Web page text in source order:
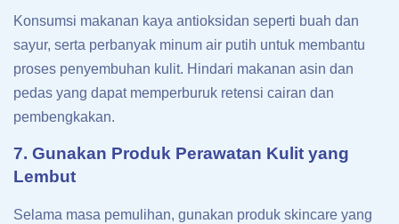
Konsumsi makanan kaya antioksidan seperti buah dan
sayur, serta perbanyak minum air putih untuk membantu
proses penyembuhan kulit. Hindari makanan asin dan
pedas yang dapat memperburuk retensi cairan dan
pembengkakan.
7. Gunakan Produk Perawatan Kulit yang
Lembut
Selama masa pemulihan, gunakan produk skincare yang